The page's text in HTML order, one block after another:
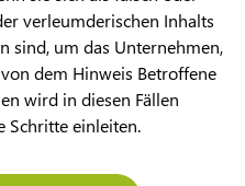
verleumderischen Inhalts
sind, um das Unternehmen,
dem Hinweis Betroffene
wird in diesen Fällen
Schritte einleiten.